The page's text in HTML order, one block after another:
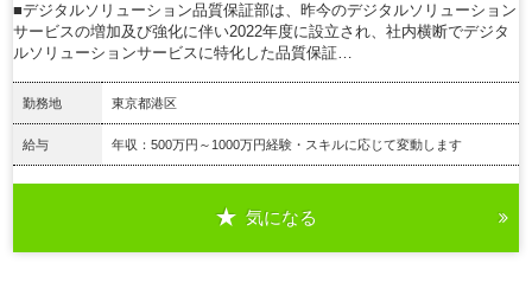
■デジタルソリューション品質保証部は、昨今のデジタルソリューション
サービスの増加及び強化に伴い2022年度に設立され、社内横断でデジタ
ルソリューションサービスに特化した品質保証…
勤務地 東京都港区
給与 年収：500万円～1000万円経験・スキルに応じて変動します
気になる